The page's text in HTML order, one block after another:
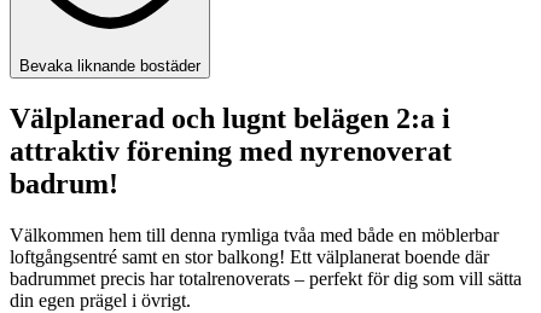
Bevaka liknande bostäder
Välplanerad och lugnt belägen 2:a i
attraktiv förening med nyrenoverat
badrum!
Välkommen hem till denna rymliga tvåa med både en möblerbar
loftgångsentré samt en stor balkong! Ett välplanerat boende där
badrummet precis har totalrenoverats – perfekt för dig som vill sätta
din egen prägel i övrigt.